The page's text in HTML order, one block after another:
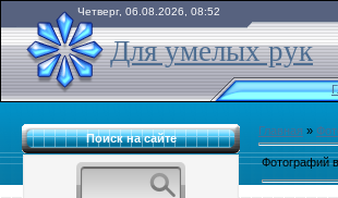
Четверг, 06.08.2026, 08:52
Для умелых рук
Поиск на сайте
Главная »
Фотографий